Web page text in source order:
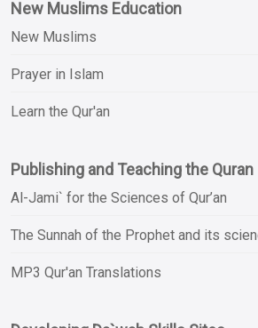
New Muslims Education
New Muslims
Prayer in Islam
Learn the Qur'an
Publishing and Teaching the Quran
Al-Jami` for the Sciences of Qur’an
The Sunnah of the Prophet and its
MP3 Qur'an Translations